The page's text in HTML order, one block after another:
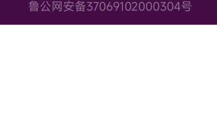
鲁公网安备37069102000304号